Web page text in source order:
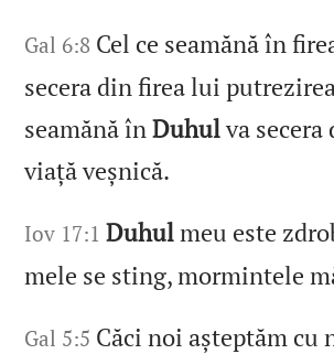
Gal 6:8 Cel ce seamănă în
secera din firea lui
seamănă înDuhulva
viață veșnică.
Iov 17:1 Duhulmeu este
mele se sting, mormintele
Gal 5:5 Căci noi așteptăm cu